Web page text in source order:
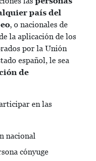
país del
, o nacionales de
la aplicación de los
por la Unión
español, le sea
de
en las
nacional
cónyuge